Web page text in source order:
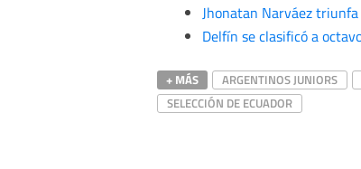
Jhonatan Narváez
Delfín se clasificó a
+ MÁS ARGENTINOS JUNIORS
SELECCIÓN DE ECUADOR